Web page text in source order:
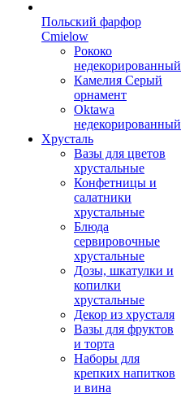
Польский фарфор
Сmielow
Рококо
недекорированный
Камелия Серый
орнамент
Oktawa
недекорированный
Хрусталь
Вазы для цветов
хрустальные
Конфетницы и
салатники
хрустальные
Блюда
сервировочные
хрустальные
Дозы, шкатулки и
копилки
хрустальные
Декор из хрусталя
Вазы для фруктов
и торта
Наборы для
крепких напитков
и вина